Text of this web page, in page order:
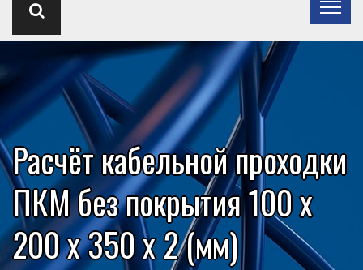
Расчёт кабельной проходки
ПКМ без покрытия 100 x
200 x 350 x 2 (мм)